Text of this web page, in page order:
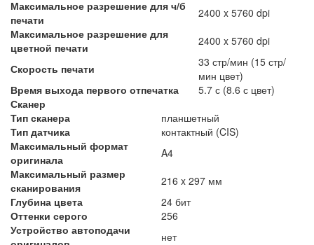
Максимальное разрешение для ч/б
печати
2400 x 5760 dpi
Максимальное разрешение для
цветной печати
2400 x 5760 dpi
Скорость печати
33 стр/мин (15 стр/
мин цвет)
Время выхода первого отпечатка
5.7 с (8.6 с цвет)
Сканер
Тип сканера
планшетный
Тип датчика
контактный (CIS)
Максимальный формат
оригинала
A4
Максимальный размер
сканирования
216 x 297 мм
Глубина цвета
24 бит
Оттенки серого
256
Устройство автоподачи
нет